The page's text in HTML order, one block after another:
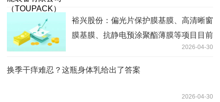
裕兴股份：偏光片保护膜基膜、高清晰窗
膜基膜、抗静电预涂聚酯薄膜等项目目前
2026-04-30
换季干痒难忍？这瓶身体乳给出了答案
2026-04-30